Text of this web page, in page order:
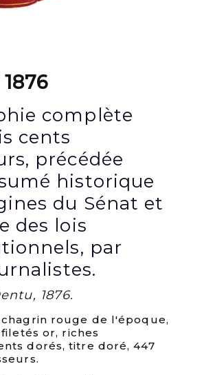
complète
cents
précédée
historique
du Sénat et
des lois
par
1876.
chagrin rouge de l'époque,
or, riches
dorés, titre doré, 447